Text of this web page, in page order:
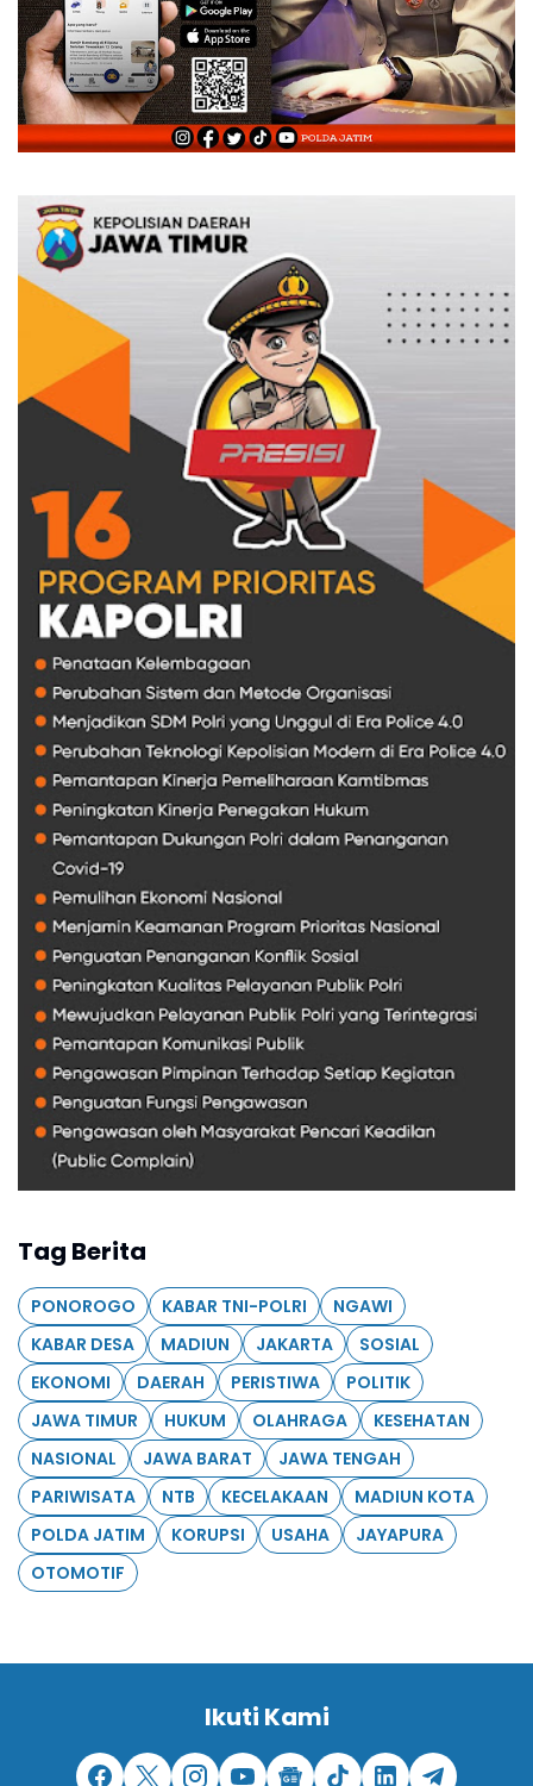
Tag Berita
PONOROGO KABAR TNI-POLRI
NGAWI
KABAR DESA
MADIUN JAKARTA
SOSIAL
EKONOMI
DAERAH PERISTIWA
POLITIK
JAWA TIMUR
HUKUM OLAHRAGA
KESEHATAN
NASIONAL
JAWA BARAT
JAWA TENGAH
PARIWISATA
NTB KECELAKAAN
MADIUN KOTA
POLDA JATIM
KORUPSI USAHA
JAYAPURA
OTOMOTIF
Ikuti Kami